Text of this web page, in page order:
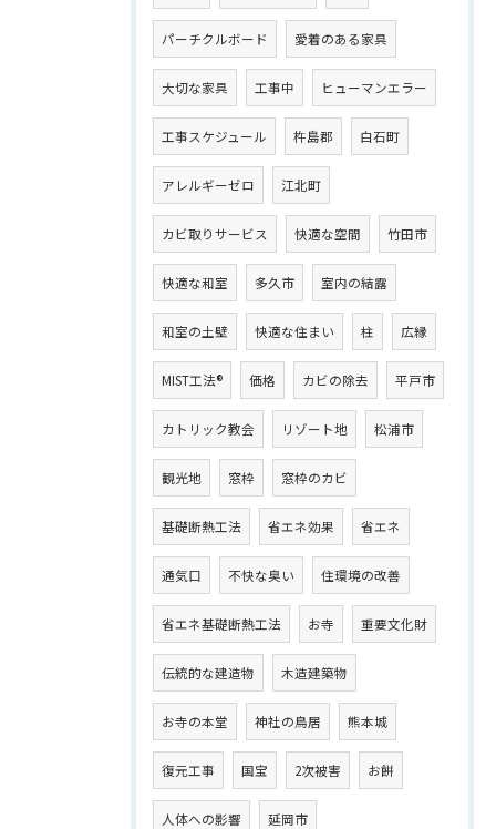
パーチクルボード 愛着のある家具
大切な家具 工事中 ヒューマンエラー
工事スケジュール 杵島郡 白石町
アレルギーゼロ 江北町
カビ取りサービス 快適な空間 竹田市
快適な和室 多久市 室内の結露
和室の土壁 快適な住まい 柱 広縁
MIST工法® 価格 カビの除去 平戸市
カトリック教会 リゾート地 松浦市
観光地 窓枠 窓枠のカビ
基礎断熱工法 省エネ効果 省エネ
通気口 不快な臭い 住環境の改善
省エネ基礎断熱工法 お寺 重要文化財
伝統的な建造物 木造建築物
お寺の本堂 神社の鳥居 熊本城
復元工事 国宝 2次被害 お餅
人体への影響 延岡市